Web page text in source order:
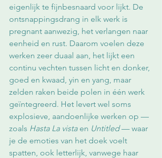
eigenlijk te fijnbesnaard voor lijkt. De
ontsnappingsdrang in elk werk is
pregnant aanwezig, het verlangen naar
eenheid en rust. Daarom voelen deze
werken zeer duaal aan, het lijkt een
continu vechten tussen licht en donker,
goed en kwaad, yin en yang, maar
zelden raken beide polen in één werk
geïntegreerd. Het levert wel soms
explosieve, aandoenlijke werken op —
zoals Hasta La vista en Untitled — waar
je de emoties van het doek voelt
spatten, ook letterlijk, vanwege haar